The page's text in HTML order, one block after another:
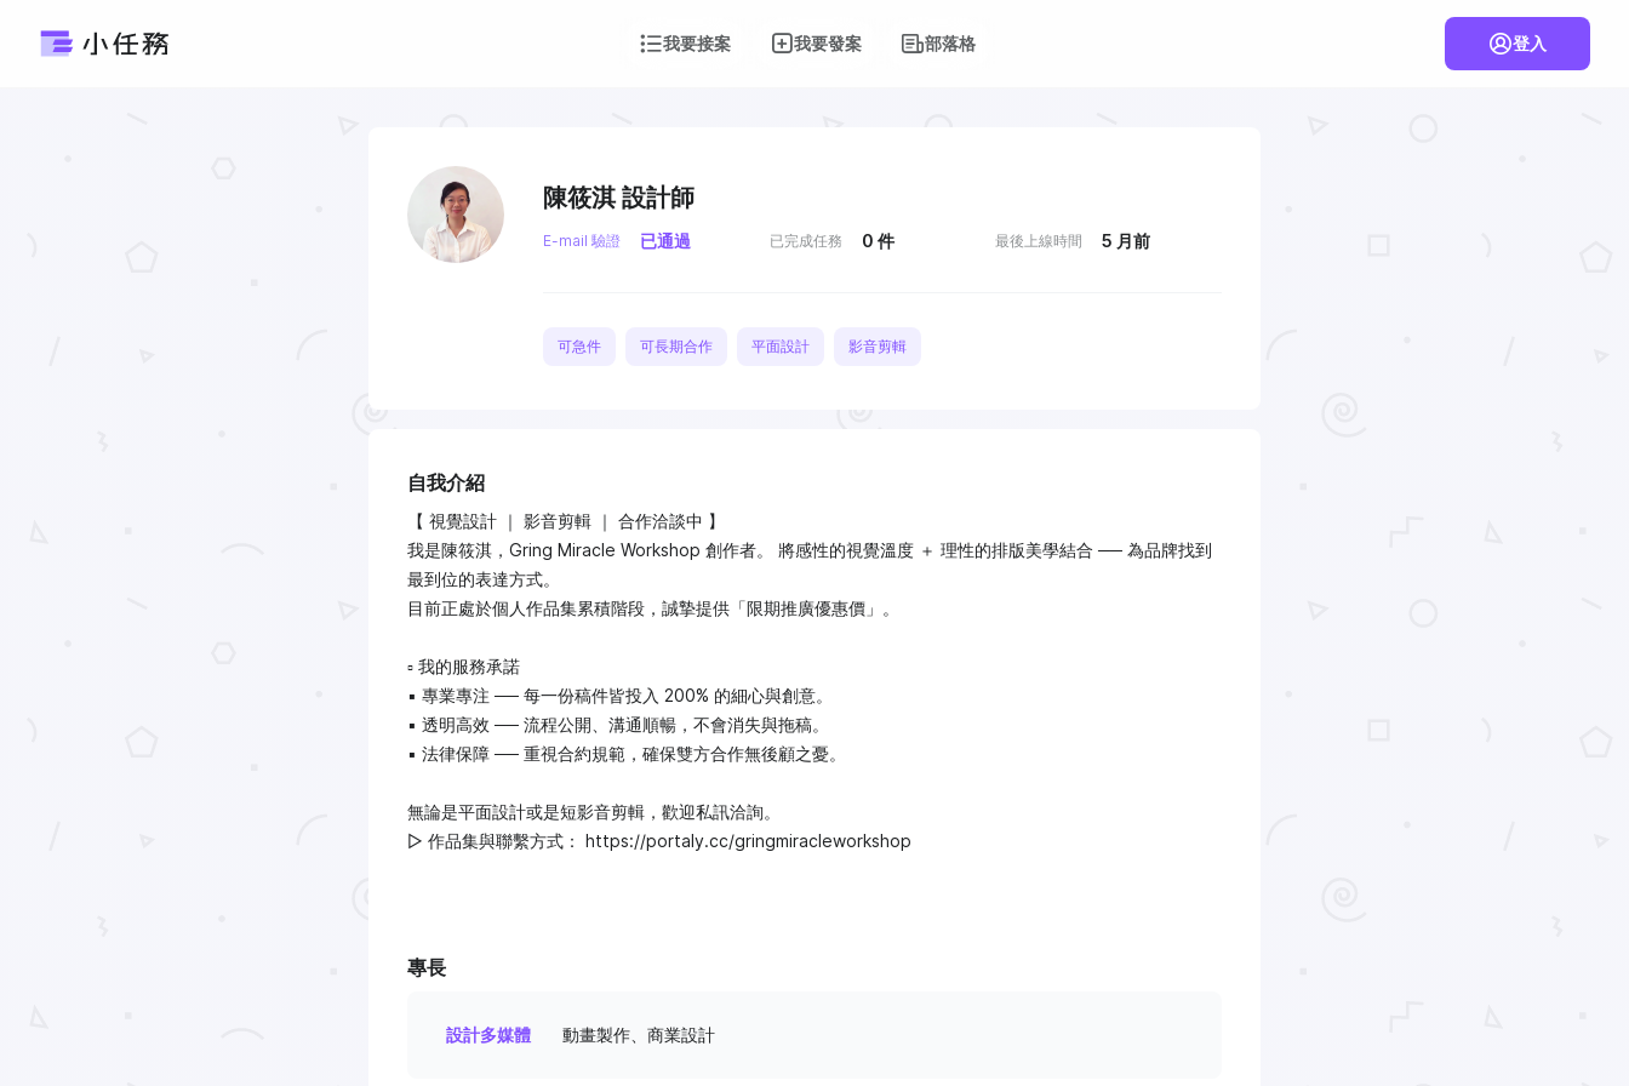
我要接案 我要發案 部落格 登入
陳筱淇 設計師
E-mail 驗證 已通過 已完成任務 0 件 最後上線時間 5 月前
可急件 可長期合作 平面設計 影音剪輯
自我介紹
【 視覺設計 ｜ 影音剪輯 ｜ 合作洽談中 】
我是陳筱淇，Gring Miracle Workshop 創作者。 將感性的視覺溫度 ＋ 理性的排版美學結合 ── 為品牌找到
最到位的表達方式。
目前正處於個人作品集累積階段，誠摯提供「限期推廣優惠價」。
▫️ 我的服務承諾
▪️ 專業專注 ── 每一份稿件皆投入 200% 的細心與創意。
▪️ 透明高效 ── 流程公開、溝通順暢，不會消失與拖稿。
▪️ 法律保障 ── 重視合約規範，確保雙方合作無後顧之憂。
無論是平面設計或是短影音剪輯，歡迎私訊洽詢。
▻ 作品集與聯繫方式： https://portaly.cc/gringmiracleworkshop
專長
設計多媒體 動畫製作、商業設計